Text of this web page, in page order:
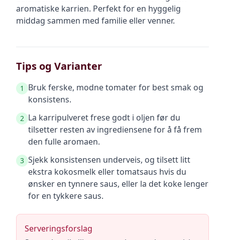
aromatiske karrien. Perfekt for en hyggelig
middag sammen med familie eller venner.
Tips og Varianter
1
Bruk ferske, modne tomater for best smak og
konsistens.
2 La karripulveret frese godt i oljen før du
tilsetter resten av ingrediensene for å få frem
den fulle aromaen.
3 Sjekk konsistensen underveis, og tilsett litt
ekstra kokosmelk eller tomatsaus hvis du
ønsker en tynnere saus, eller la det koke lenger
for en tykkere saus.
Serveringsforslag